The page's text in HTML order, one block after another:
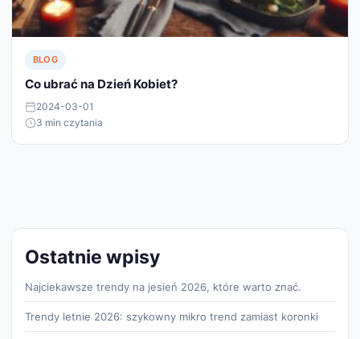
BLOG
Co ubrać na Dzień Kobiet?
2024-03-01
3 min czytania
Ostatnie wpisy
Najciekawsze trendy na jesień 2026, które warto znać.
Trendy letnie 2026: szykowny mikro trend zamiast koronki